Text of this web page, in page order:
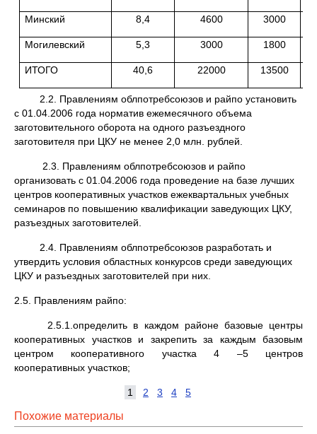
Минский 8,4 4600 3000
Могилевский 5,3 3000 1800
ИТОГО 40,6 22000 13500
2.2. Правлениям облпотребсоюзов и райпо установить
с 01.04.2006 года норматив ежемесячного объема
заготовительного оборота на одного разъездного
заготовителя при ЦКУ не менее 2,0 млн. рублей.
2.3. Правлениям облпотребсоюзов и райпо
организовать с 01.04.2006 года проведение на базе лучших
центров кооперативных участков ежеквартальных учебных
семинаров по повышению квалификации заведующих ЦКУ,
разъездных заготовителей.
2.4. Правлениям облпотребсоюзов разработать и
утвердить условия областных конкурсов среди заведующих
ЦКУ и разъездных заготовителей при них.
2.5. Правлениям райпо:
2.5.1.определить в каждом районе базовые центры
кооперативных участков и закрепить за каждым базовым
центром кооперативного участка 4 –5 центров
кооперативных участков;
1 2 3 4 5
Похожие материалы